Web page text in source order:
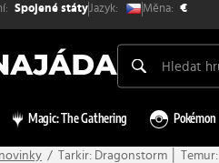
Spojené státyJazyk: Měna: €
Magic: The Gathering Pokémon
Tarkir: Dragonstorm │